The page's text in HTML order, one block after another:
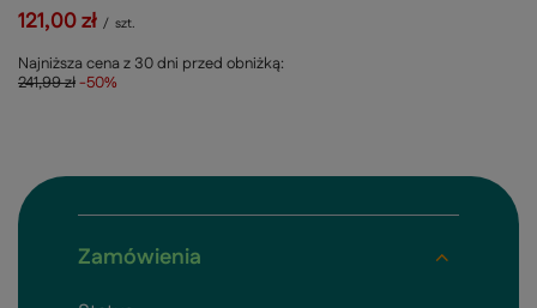
121,00 zł / szt.
Najniższa cena z 30 dni przed obniżką:
241,99 zł-50%
Zamówienia